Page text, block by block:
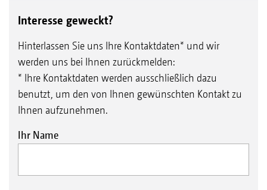
Interesse geweckt?
Hinterlassen Sie uns Ihre Kontaktdaten* und wir
werden uns bei Ihnen zurückmelden:
* Ihre Kontaktdaten werden ausschließlich dazu
benutzt, um den von Ihnen gewünschten Kontakt zu
Ihnen aufzunehmen.
Ihr Name